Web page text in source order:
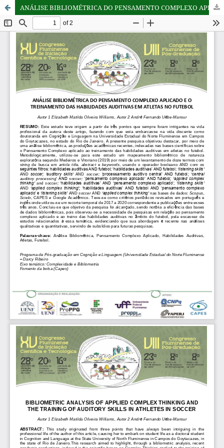
ANÁLISE BIBLIOMÉTRICA DO PENSAMENTO COMPLEXO APLICADO E O TREINAMENTO DAS HABILIDADES AUDITIVAS EM ATLETAS NO FUTEBOL